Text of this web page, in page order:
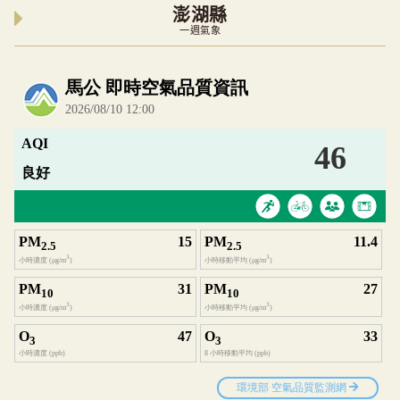
澎湖縣
一週氣象
內嵌空氣品質小工具為視覺預覽，完整即時空